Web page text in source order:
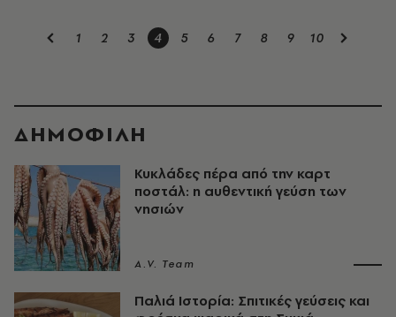
1 2 3 4 5 6 7 8 9 10
ΔΗΜΟΦΙΛΗ
Κυκλάδες πέρα από την καρτ
ποστάλ: η αυθεντική γεύση των
νησιών
A.V. Team
Παλιά Ιστορία: Σπιτικές γεύσεις και